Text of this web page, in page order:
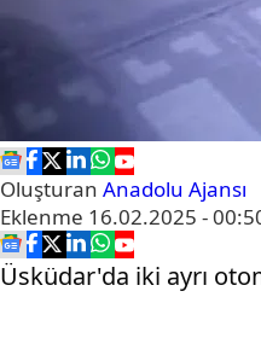
Oluşturan Anadolu Ajansı
Eklenme 16.02.2025 -
Üsküdar'da iki ayrı